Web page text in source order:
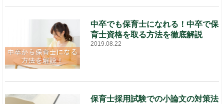
中卒でも保育士になれる！中卒で保
育士資格を取る方法を徹底解説
2019.08.22
保育士採用試験での小論文の対策法